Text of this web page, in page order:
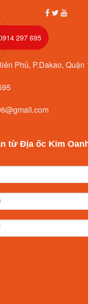
Phủ, P.Dakao, Quận
từ Địa ốc Kim
297 695